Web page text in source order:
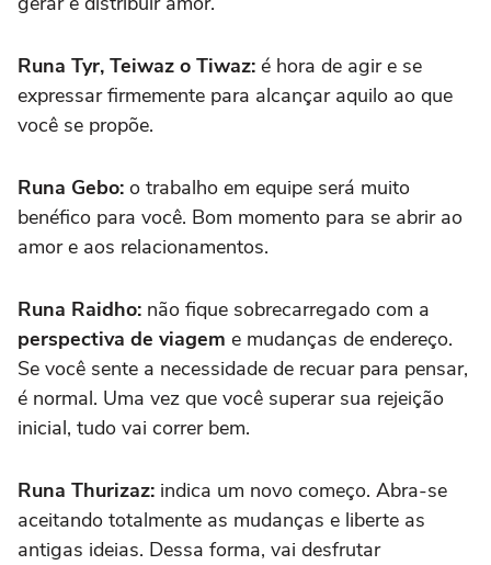
Runa Tyr, Teiwaz o Tiwaz: é hora de agir e se
expressar firmemente para alcançar aquilo ao que
você se propõe.
Runa Gebo: o trabalho em equipe será muito
benéfico para você. Bom momento para se abrir ao
amor e aos relacionamentos.
Runa Raidho: não fique sobrecarregado com a
perspectiva de viagem e mudanças de endereço.
Se você sente a necessidade de recuar para pensar,
é normal. Uma vez que você superar sua rejeição
inicial, tudo vai correr bem.
Runa Thurizaz: indica um novo começo. Abra-se
aceitando totalmente as mudanças e liberte as
antigas ideias. Dessa forma, vai desfrutar